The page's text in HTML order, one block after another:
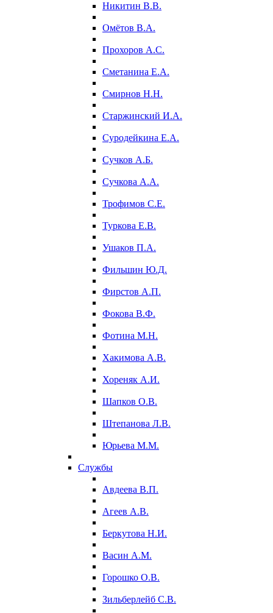
Никитин В.В.
Омётов В.А.
Прохоров А.С.
Сметанина Е.А.
Смирнов Н.Н.
Старжинский И.А.
Суродейкина Е.А.
Сучков А.Б.
Сучкова А.А.
Трофимов С.Е.
Туркова Е.В.
Ушаков П.А.
Фильшин Ю.Д.
Фирстов А.П.
Фокова В.Ф.
Фотина М.Н.
Хакимова А.В.
Хореняк А.И.
Шапков О.В.
Штепанова Л.В.
Юрьева М.М.
Службы
Авдеева В.П.
Агеев А.В.
Беркутова Н.И.
Васин А.М.
Горошко О.В.
Зильберлейб С.В.